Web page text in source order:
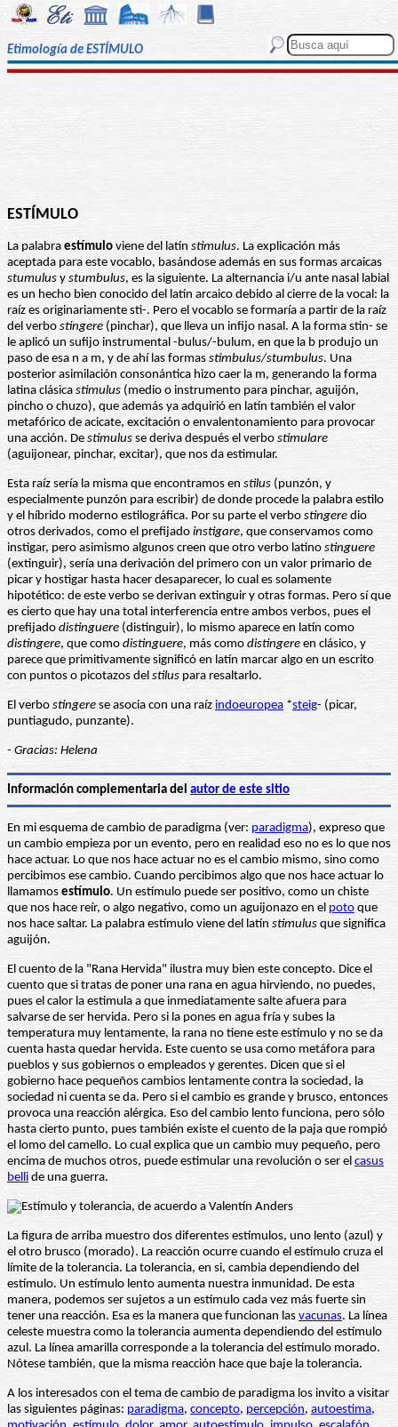
Etimología de ESTÍMULO
ESTÍMULO
La palabra estímulo viene del latín stimulus. La explicación más
aceptada para este vocablo, basándose además en sus formas arcaicas
stumulus y stumbulus, es la siguiente. La alternancia i/u ante nasal labial
es un hecho bien conocido del latín arcaico debido al cierre de la vocal: la
raíz es originariamente sti-. Pero el vocablo se formaría a partir de la raíz
del verbo stingere (pinchar), que lleva un infijo nasal. A la forma stin- se
le aplicó un sufijo instrumental -bulus/-bulum, en que la b produjo un
paso de esa n a m, y de ahí las formas stimbulus/stumbulus. Una
posterior asimilación consonántica hizo caer la m, generando la forma
latina clásica stimulus (medio o instrumento para pinchar, aguijón,
pincho o chuzo), que además ya adquirió en latín también el valor
metafórico de acicate, excitación o envalentonamiento para provocar
una acción. De stimulus se deriva después el verbo stimulare
(aguijonear, pinchar, excitar), que nos da estimular.
Esta raíz sería la misma que encontramos en stilus (punzón, y
especialmente punzón para escribir) de donde procede la palabra estilo
y el híbrido moderno estilográfica. Por su parte el verbo stingere dio
otros derivados, como el prefijado instigare, que conservamos como
instigar, pero asimismo algunos creen que otro verbo latino stinguere
(extinguir), sería una derivación del primero con un valor primario de
picar y hostigar hasta hacer desaparecer, lo cual es solamente
hipotético: de este verbo se derivan extinguir y otras formas. Pero sí que
es cierto que hay una total interferencia entre ambos verbos, pues el
prefijado distinguere (distinguir), lo mismo aparece en latín como
distingere, que como distinguere, más como distingere en clásico, y
parece que primitivamente significó en latín marcar algo en un escrito
con puntos o picotazos del stilus para resaltarlo.
El verbo stingere se asocia con una raíz indoeuropea *steig- (picar,
puntiagudo, punzante).
- Gracias: Helena
Información complementaria del autor de este sitio
En mi esquema de cambio de paradigma (ver: paradigma), expreso que
un cambio empieza por un evento, pero en realidad eso no es lo que nos
hace actuar. Lo que nos hace actuar no es el cambio mismo, sino como
percibimos ese cambio. Cuando percibimos algo que nos hace actuar lo
llamamos estímulo. Un estímulo puede ser positivo, como un chiste
que nos hace reír, o algo negativo, como un aguijonazo en el poto que
nos hace saltar. La palabra estímulo viene del latín stimulus que significa
aguijón.
El cuento de la "Rana Hervida" ilustra muy bien este concepto. Dice el
cuento que si tratas de poner una rana en agua hirviendo, no puedes,
pues el calor la estimula a que inmediatamente salte afuera para
salvarse de ser hervida. Pero si la pones en agua fría y subes la
temperatura muy lentamente, la rana no tiene este estímulo y no se da
cuenta hasta quedar hervida. Este cuento se usa como metáfora para
pueblos y sus gobiernos o empleados y gerentes. Dicen que si el
gobierno hace pequeños cambios lentamente contra la sociedad, la
sociedad ni cuenta se da. Pero si el cambio es grande y brusco, entonces
provoca una reacción alérgica. Eso del cambio lento funciona, pero sólo
hasta cierto punto, pues también existe el cuento de la paja que rompió
el lomo del camello. Lo cual explica que un cambio muy pequeño, pero
encima de muchos otros, puede estimular una revolución o ser el casus
belli de una guerra.
La figura de arriba muestro dos diferentes estímulos, uno lento (azul) y
el otro brusco (morado). La reacción ocurre cuando el estímulo cruza el
límite de la tolerancia. La tolerancia, en si, cambia dependiendo del
estímulo. Un estímulo lento aumenta nuestra inmunidad. De esta
manera, podemos ser sujetos a un estímulo cada vez más fuerte sin
tener una reacción. Esa es la manera que funcionan las vacunas. La línea
celeste muestra como la tolerancia aumenta dependiendo del estímulo
azul. La línea amarilla corresponde a la tolerancia del estímulo morado.
Nótese también, que la misma reacción hace que baje la tolerancia.
A los interesados con el tema de cambio de paradigma los invito a visitar
las siguientes páginas: paradigma, concepto, percepción, autoestima,